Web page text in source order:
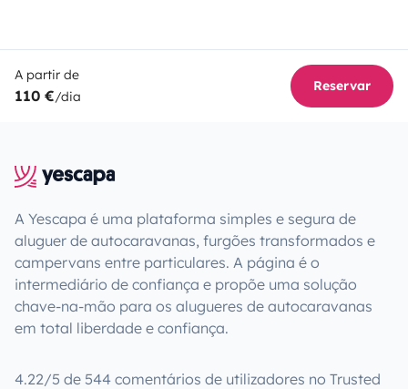
A partir de
110 €/dia
Reservar
A Yescapa é uma plataforma simples e segura de
aluguer de autocaravanas, furgões transformados e
campervans entre particulares. A página é o
intermediário de confiança e propõe uma solução
chave-na-mão para os alugueres de autocaravanas
em total liberdade e confiança.
4.22/5 de 544 comentários de utilizadores no Trusted